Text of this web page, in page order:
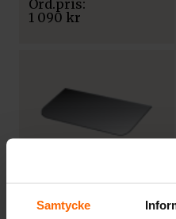
Samtycke
1 090 kr
Golvskydd Svart